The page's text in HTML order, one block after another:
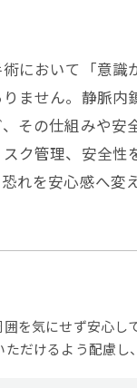
において「意
ません。静脈
その仕組みや
ク管理、安全
を安心感へ変
を気にせず安心
だけるよう配慮し